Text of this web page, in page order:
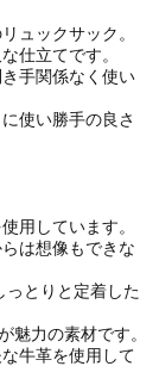
ュックサック。
仕立てです。
手関係なく使い
使い勝手の良さ
用しています。
は想像もできな
っとりと定着した
魅力の素材です。
牛革を使用して